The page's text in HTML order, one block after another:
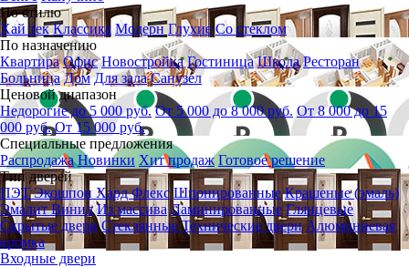
По стилю
Хай тек Классика Модерн Глухие Со стеклом
По назначению
Квартира Офис Новостройка Гостиница Школа Ресторан
Больница Дом Для зала Санузел
Ценовой диапазон
Недорогие до 5 000 руб. От 5 000 до 8 000 руб. От 8 000 до 15
000 руб. От 15 000 руб.
Специальные предложения
Распродажа Новинки Хит продаж Готовое решение
Тип дверей
ПЭТЭкошпон Хард Флекс Шпонированные Крашеные (эмаль)
ЭмалитВинил Из массива Ламинированные Глянцевые
Скрытые двери СтеклянныеТехнические двери Алюминиевая
кромка
Входные двери